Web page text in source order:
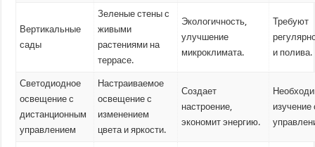
Вертикальные
сады
Зеленые стены с
живыми
растениями на
террасе.
Экологичность,
улучшение
микроклимата.
Требуют
и полива.
Светодиодное
освещение с
дистанционным
управлением
Настраиваемое
освещение с
изменением
цвета и яркости.
Создает
настроение,
экономит энергию.